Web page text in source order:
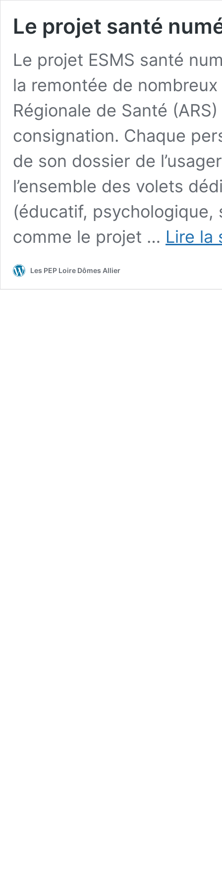
Le projet santé
Le projet ESMS santé
la remontée de nombreux
Régionale de Santé
consignation. Chaque
de son dossier de
l’ensemble des volets
(éducatif,
comme le projet … Lire la
Les PEP Loire Dômes Allier